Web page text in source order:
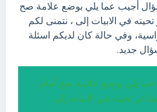
أجيب عما يلي بوضع علامة صح
في الابيات إلى ، نتمنى لكم
وفي حالة كان لديكم اسئلة
جديد.
عما يلي بوضع علامة صح أمام
تحيته في الابيات إلى